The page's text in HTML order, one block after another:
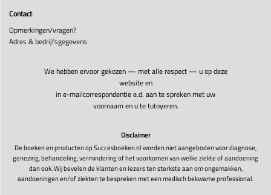
Contact
Opmerkingen/vragen?
Adres & bedrijfsgegevens
We hebben ervoor gekozen — met alle respect — u op deze
website en
in e-mailcorrespondentie e.d. aan te spreken met uw
voornaam en u te tutoyeren.
Disclaimer
De boeken en producten op Succesboeken.nl worden niet aangeboden voor diagnose,
genezing, behandeling, vermindering of het voorkomen van welke ziekte of aandoening
dan ook. Wij bevelen de klanten en lezers ten sterkste aan om ongemakken,
aandoeningen en/of ziekten te bespreken met een medisch bekwame professional.